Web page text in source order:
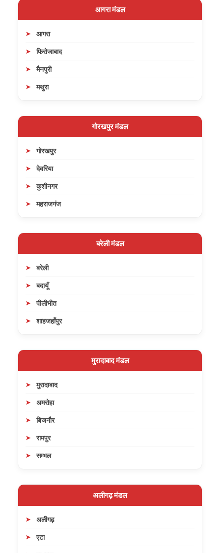
आगरा मंडल
आगरा
फिरोजाबाद
मैनपुरी
मथुरा
गोरखपुर मंडल
गोरखपुर
देवरिया
कुशीनगर
महराजगंज
बरेली मंडल
बरेली
बदायूँ
पीलीभीत
शाहजहाँपुर
मुरादाबाद मंडल
मुरादाबाद
अमरोहा
बिजनौर
रामपुर
सम्भल
अलीगढ़ मंडल
अलीगढ़
एटा